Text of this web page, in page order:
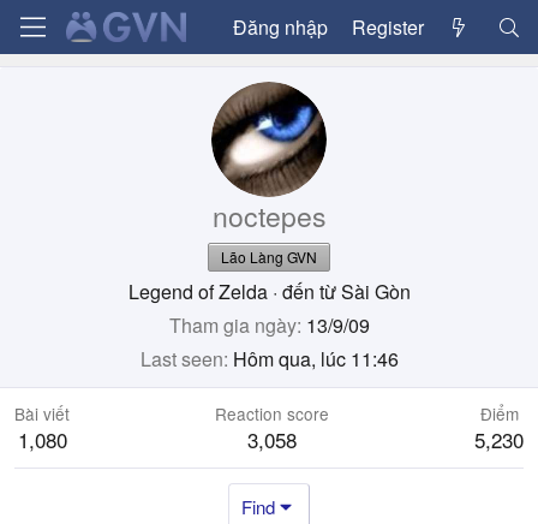
Đăng nhập Register
noctepes
Lão Làng GVN
Legend of Zelda · đến từSài Gòn
Tham gia ngày 13/9/09
Last seen Hôm qua, lúc 11:46
Bài viết
1,080
Reaction score
3,058
Điểm
5,230
Find